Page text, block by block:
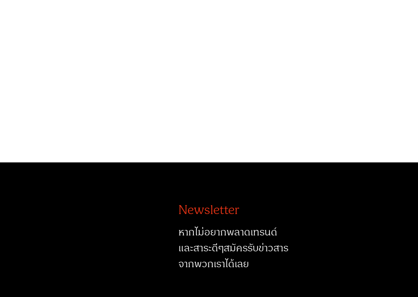
Newsletter
หากไม่อยากพลาดเทรนด์
และสาระดีๆสมัครรับข่าวสาร
จากพวกเราได้เลย